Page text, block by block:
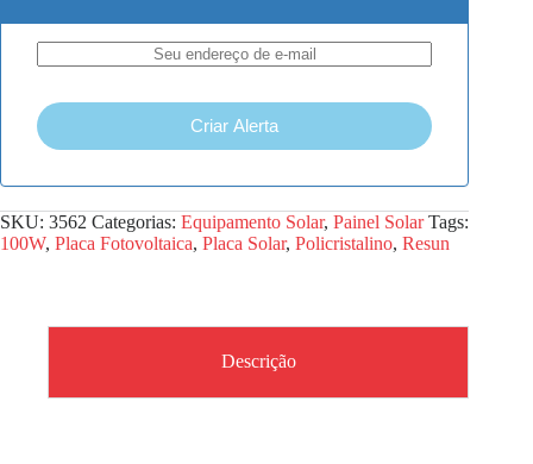
Criar Alerta
SKU: 3562 Categorias: Equipamento Solar, Painel Solar Tags:
100W, Placa Fotovoltaica, Placa Solar, Policristalino, Resun
Descrição